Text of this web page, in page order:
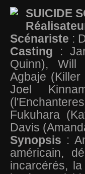
SUICIDE
Scénariste :
Casting :
Quinn), Will
Agbaje
Joel
Fukuhara
Davis
Synopsis :
américain,
incarcérés,